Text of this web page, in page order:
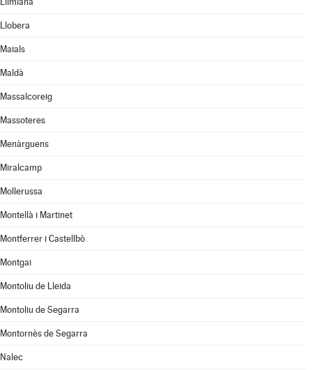
Llobera
Maials
Maldà
Massalcoreig
Massoteres
Menàrguens
Miralcamp
Mollerussa
Montellà i Martinet
Montferrer i Castellbò
Montgai
Montoliu de Lleida
Montoliu de Segarra
Montornès de Segarra
Nalec